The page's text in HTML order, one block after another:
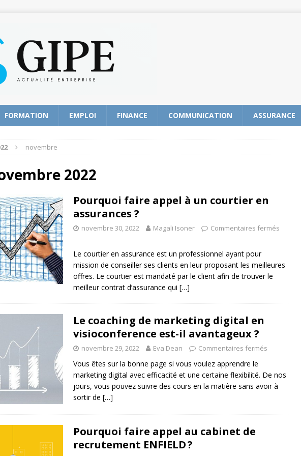
FORMATION EMPLOI FINANCE COMMUNICATION ASSURANCE
novembre
2022
Pourquoi faire appel à un courtier en
assurances ?
novembre 30, 2022 Magali Isoner Commentaires fermés
Le courtier en assurance est un professionnel ayant pour
mission de conseiller ses clients en leur proposant les meilleures
offres. Le courtier est mandaté par le client afin de trouver le
meilleur contrat d’assurance qui […]
Le coaching de marketing digital en
visioconference est-il avantageux ?
novembre 29, 2022 Eva Dean Commentaires fermés
Vous êtes sur la bonne page si vous voulez apprendre le
marketing digital avec efficacité et une certaine flexibilité. De nos
jours, vous pouvez suivre des cours en la matière sans avoir à
sortir de […]
Pourquoi faire appel au cabinet de
recrutement ENFIELD ?